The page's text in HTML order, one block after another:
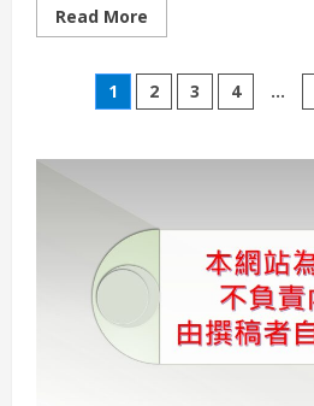
Read More
more
現
黃
金
的
裔
籍
大
提
虔
文
章
頁
1 2 3 4 ...